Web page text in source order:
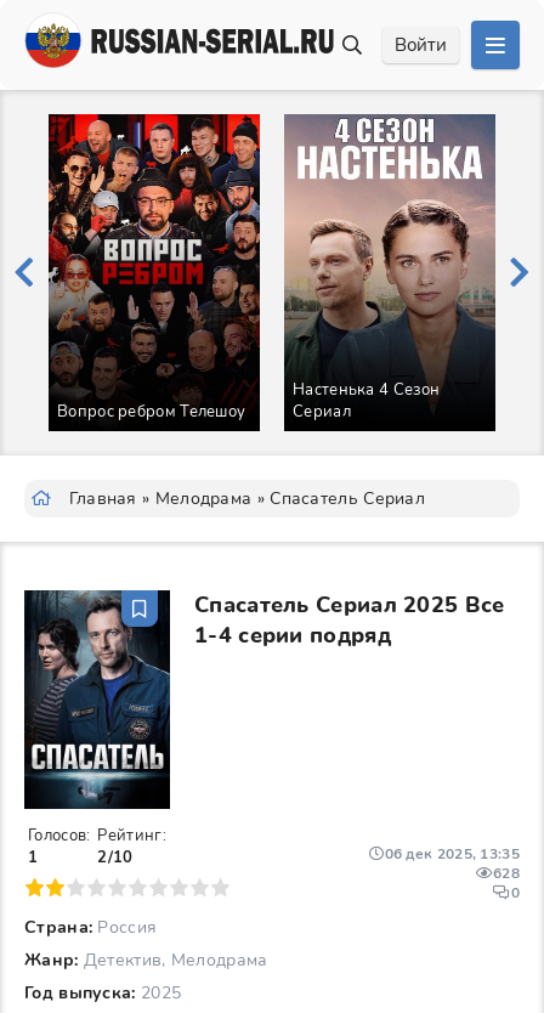
Войти
Вопрос ребром Телешоу
Настенька 4 Сезон
Сериал
Главная » Мелодрама » Спасатель Сериал
Спасатель Сериал 2025 Все
1-4 серии подряд
Страна: Россия
Жанр: Детектив, Мелодрама
Год выпуска: 2025
06 дек 2025, 13:35
628
0
Голосов:
1
Рейтинг:
2/10
7 8 9 10